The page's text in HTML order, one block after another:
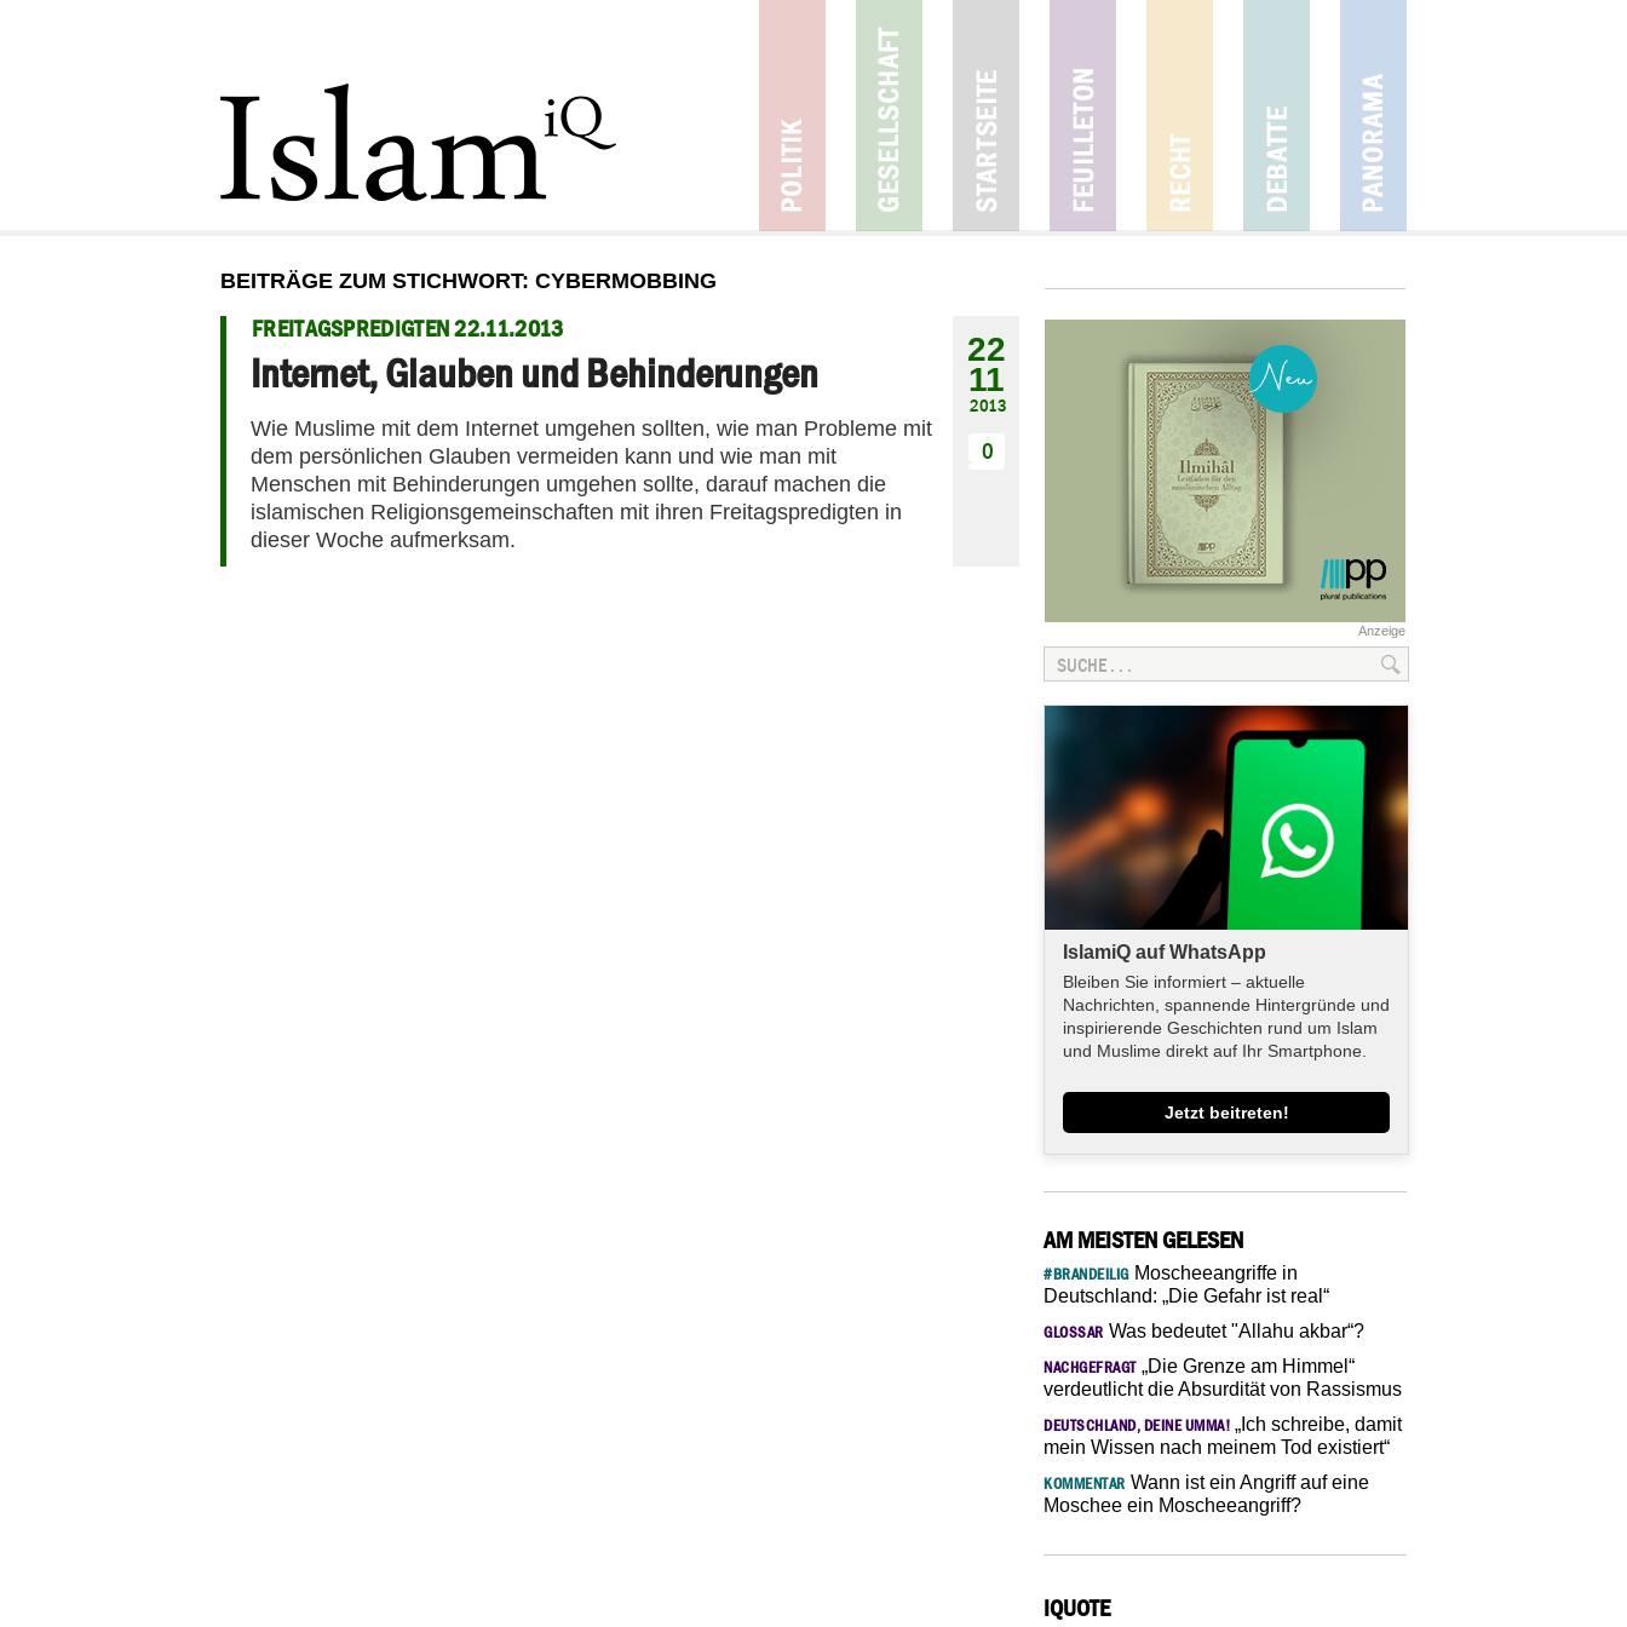
BEITRÄGE ZUM STICHWORT: CYBERMOBBING
FREITAGSPREDIGTEN 22.11.2013
Internet, Glauben und Behinderungen
Wie Muslime mit dem Internet umgehen sollten, wie man Probleme mit
dem persönlichen Glauben vermeiden kann und wie man mit
Menschen mit Behinderungen umgehen sollte, darauf machen die
islamischen Religionsgemeinschaften mit ihren Freitagspredigten in
dieser Woche aufmerksam.
22
11
2013
0
Anzeige
IslamiQ auf WhatsApp
Bleiben Sie informiert – aktuelle
Nachrichten, spannende Hintergründe und
inspirierende Geschichten rund um Islam
und Muslime direkt auf Ihr Smartphone.
Jetzt beitreten!
AM MEISTEN GELESEN
#BRANDEILIGMoscheeangriffe in
Deutschland: „Die Gefahr ist real“
GLOSSAR Was bedeutet "Allahu akbar“?
NACHGEFRAGT„Die Grenze am Himmel“
verdeutlicht die Absurdität von Rassismus
DEUTSCHLAND, DEINE UMMA! „Ich schreibe, damit
mein Wissen nach meinem Tod existiert“
KOMMENTAR Wann ist ein Angriff auf eine
Moschee ein Moscheeangriff?
IQUOTE